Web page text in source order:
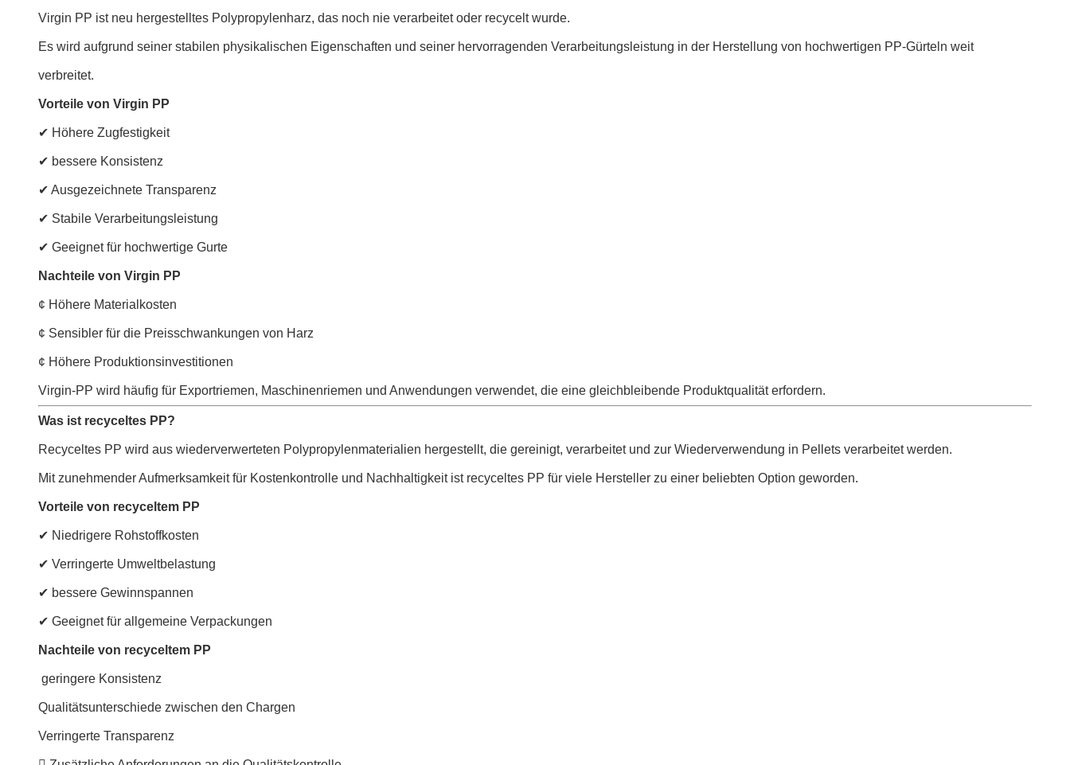
Virgin PP ist neu hergestelltes Polypropylenharz, das noch nie verarbeitet oder recycelt wurde.
Es wird aufgrund seiner stabilen physikalischen Eigenschaften und seiner hervorragenden Verarbeitungsleistung in der Herstellung von hochwertigen PP-Gürteln weit
verbreitet.
Vorteile von Virgin PP
✔ Höhere Zugfestigkeit
✔ bessere Konsistenz
✔ Ausgezeichnete Transparenz
✔ Stabile Verarbeitungsleistung
✔ Geeignet für hochwertige Gurte
Nachteile von Virgin PP
¢ Höhere Materialkosten
¢ Sensibler für die Preisschwankungen von Harz
¢ Höhere Produktionsinvestitionen
Virgin-PP wird häufig für Exportriemen, Maschinenriemen und Anwendungen verwendet, die eine gleichbleibende Produktqualität erfordern.
Was ist recyceltes PP?
Recyceltes PP wird aus wiederverwerteten Polypropylenmaterialien hergestellt, die gereinigt, verarbeitet und zur Wiederverwendung in Pellets verarbeitet werden.
Mit zunehmender Aufmerksamkeit für Kostenkontrolle und Nachhaltigkeit ist recyceltes PP für viele Hersteller zu einer beliebten Option geworden.
Vorteile von recyceltem PP
✔ Niedrigere Rohstoffkosten
✔ Verringerte Umweltbelastung
✔ bessere Gewinnspannen
✔ Geeignet für allgemeine Verpackungen
Nachteile von recyceltem PP
️ geringere Konsistenz
Qualitätsunterschiede zwischen den Chargen
Verringerte Transparenz